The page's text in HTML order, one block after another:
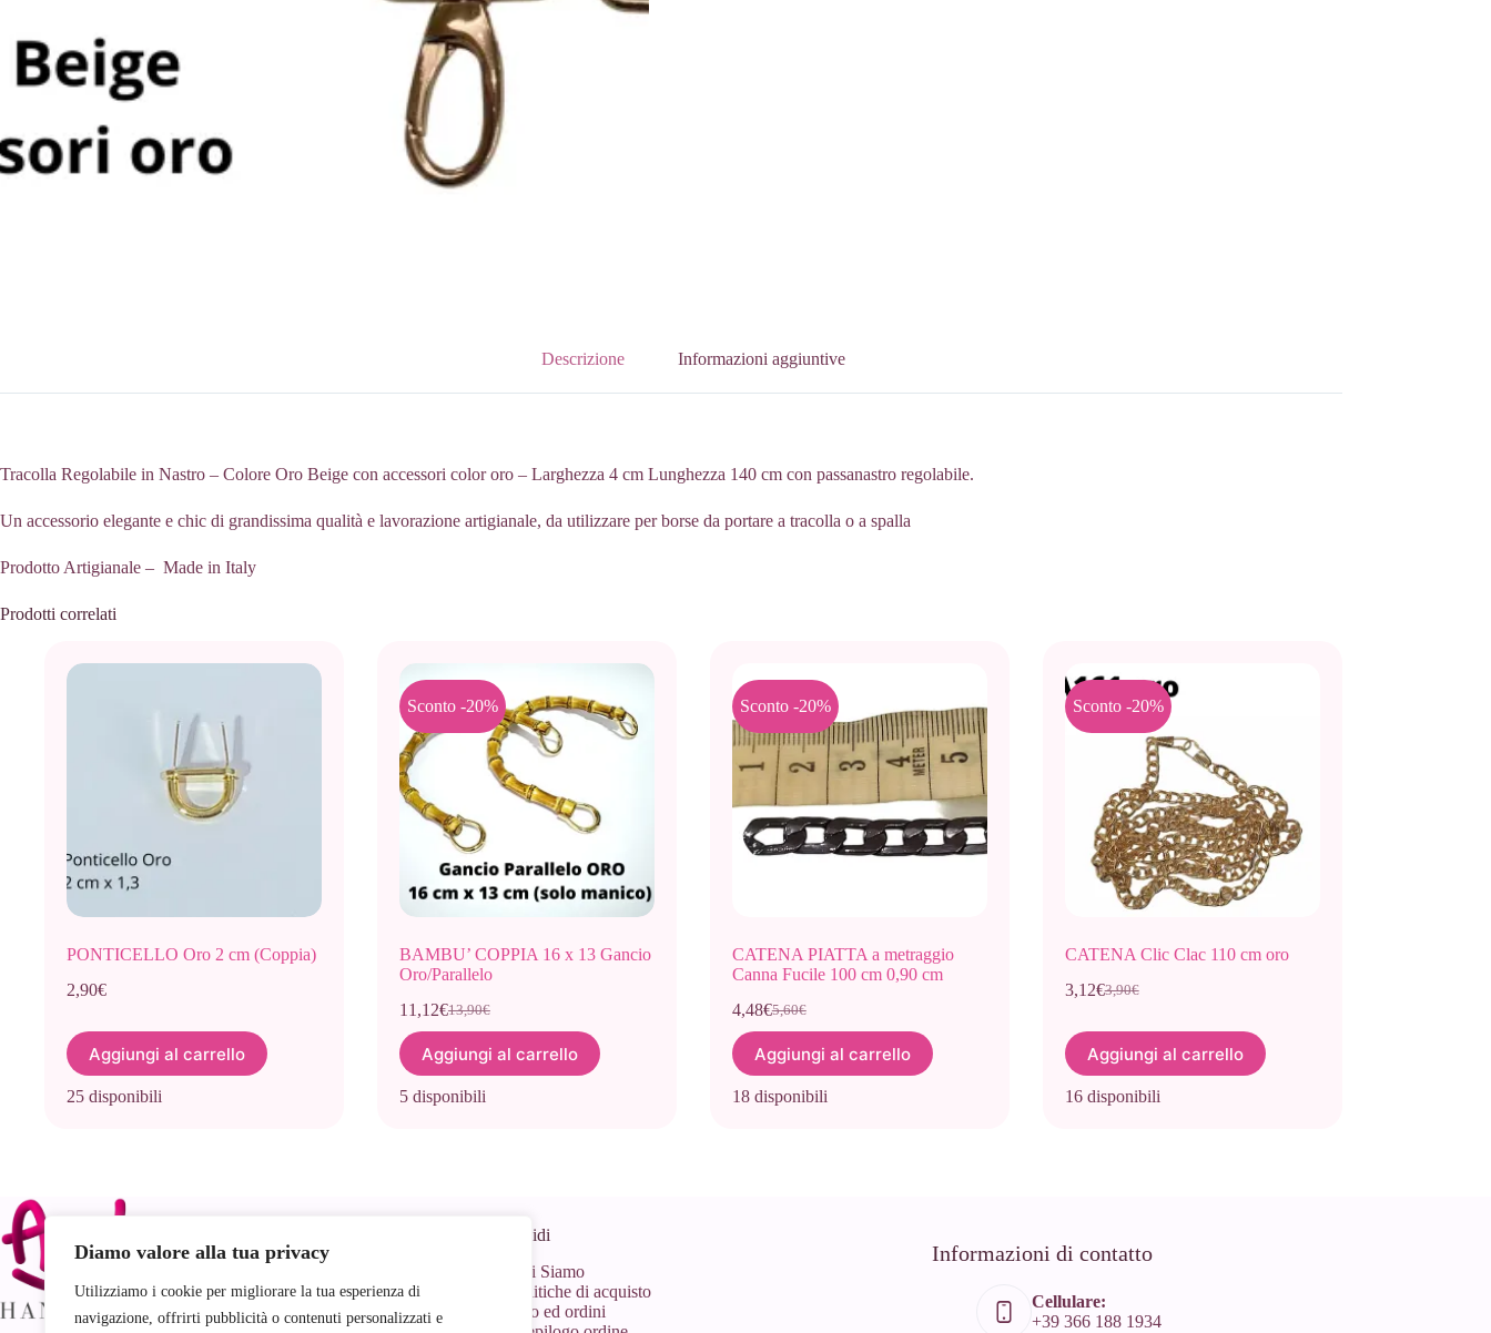
Diamo valore alla tua privacy
Utilizziamo i cookie per migliorare la tua esperienza di
navigazione, offrirti pubblicità o contenuti personalizzati e
Descrizione Informazioni aggiuntive
Tracolla Regolabile in Nastro – Colore Oro Beige con accessori color oro – Larghezza 4 cm Lunghezza 140 cm con passanastro regolabile.
Un accessorio elegante e chic di grandissima qualità e lavorazione artigianale, da utilizzare per borse da portare a tracolla o a spalla
Prodotto Artigianale – Made in Italy
Prodotti correlati
PONTICELLO Oro 2 cm (Coppia)
2,90€
Aggiungi al carrello
25 disponibili
Sconto -20%
BAMBU’ COPPIA 16 x 13 Gancio
Oro/Parallelo
13,90€
Il
originale
era:
13,90€.
11,12€Il
attuale
è:
11,12€.
Aggiungi al carrello
5 disponibili
Sconto -20%
CATENA PIATTA a metraggio
Canna Fucile 100 cm 0,90 cm
5,60€
Il
originale
era:
5,60€.
4,48€Il
attuale
è:
4,48€.
Aggiungi al carrello
18 disponibili
Sconto -20%
CATENA Clic Clac 110 cm oro
3,90€
Il
era:
3,90€.
3,12€Il
è:
3,12€.
Aggiungi al carrello
16 disponibili
Link Rapidi
Chi Siamo
Politiche di acquisto
Info ed ordini
Informazioni di contatto
Cellulare:
+39 366 188 1934